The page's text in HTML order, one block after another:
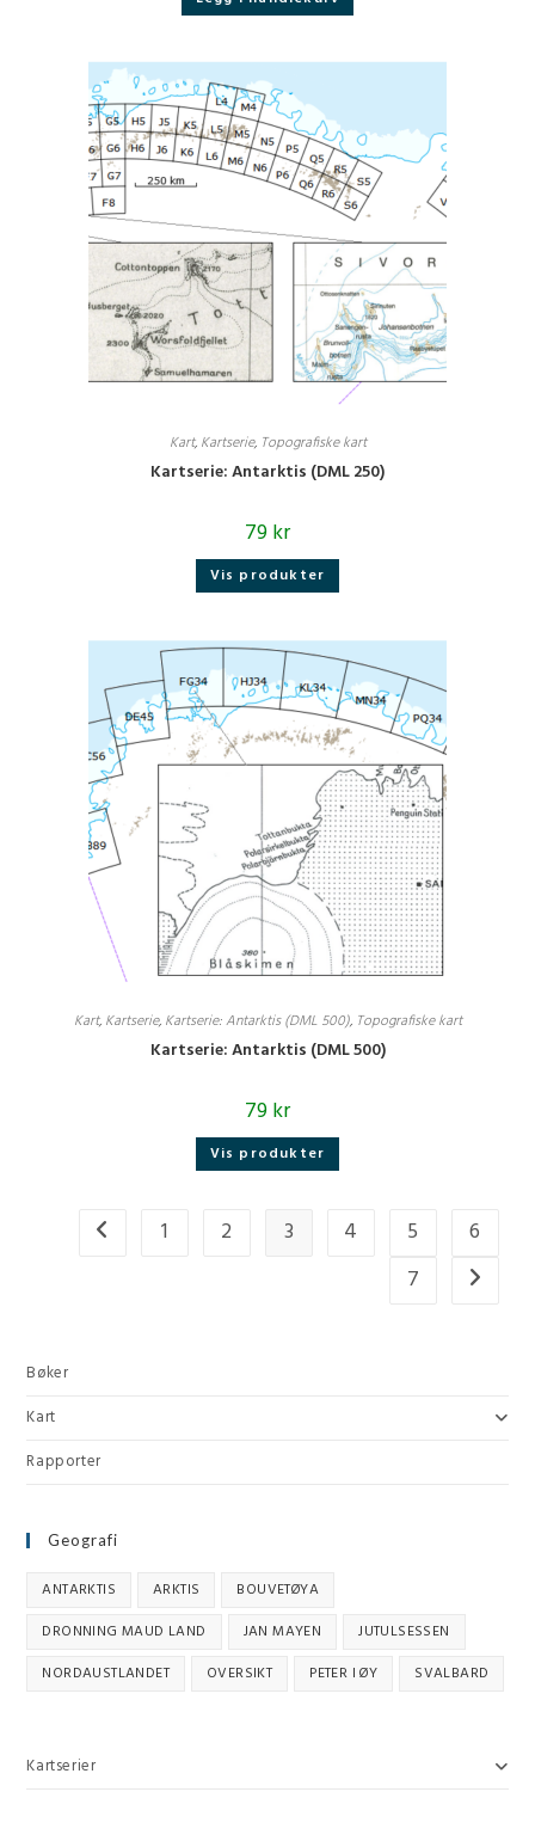
Kart, Kartserie, Topografiske kart
Kartserie: Antarktis (DML 250)
79kr
Vis produkter
Kart, Kartserie, Kartserie: Antarktis (DML 500), Topografiske kart
Kartserie: Antarktis (DML 500)
79kr
Vis produkter
1 2 3 4 5
6
7
Bøker
Kart
Rapporter
Geografi
ANTARKTIS ARKTIS
BOUVETØYA
DRONNING MAUD LAND
JAN MAYEN
JUTULSESSEN
NORDAUSTLANDET
OVERSIKT PETER I ØY SVALBARD
Kartserier